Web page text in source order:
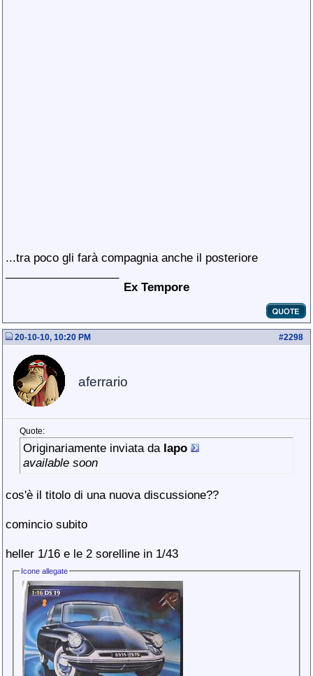
...tra poco gli farà compagnia anche il posteriore
Ex Tempore
#2298
20-10-10, 10:20 PM
aferrario
Quote:
Originariamente inviata da lapo
available soon
cos'è il titolo di una nuova discussione??
comincio subito
heller 1/16 e le 2 sorelline in 1/43
Icone allegate